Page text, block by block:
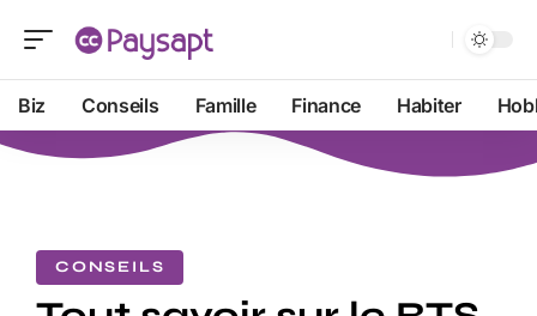
Biz Conseils Famille Finance Habiter
CONSEILS